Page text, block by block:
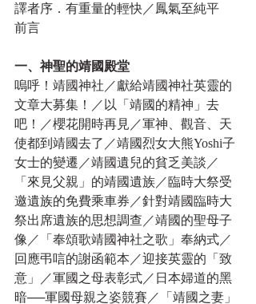
譯者序．有重量的輕快／鳳氣至純平
前言
一、神聖的靖國殿堂
嗚呼！靖國神社／獻給靖國神社英靈的
文章大募集！／以「靖國的精神」去
吧！／櫻花開時再見／軍神、觀音、天
使都到靖國去了／靖國烈女大熊Yoshi子
女士的變遷／靖國遺兒的貧乏美談／
「來見父親」的靖國遺族／臨時大祭受
邀遺族的免費乘車券／針對靖國臨時大
祭出席遺族的思想調查／靖國的聖母子
像／「奉頌歌靖國神社之歌」奉納式／
回應弔唁的謝函範本／迎接英靈的「致
意」／軍國之母表彰式／日本婦道的黑
暗──軍國母親之姿競賽／「靖國之妻」